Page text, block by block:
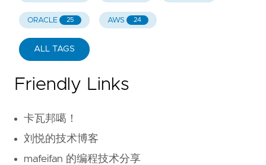
ORACLE 25 AWS 24
ALL TAGS
Friendly Links
卡瓦邦噶！
刘悦的技术博客
mafeifan 的编程技术分享